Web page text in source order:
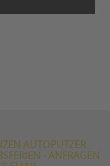
AUTOPUTZER
- ANFRAGEN